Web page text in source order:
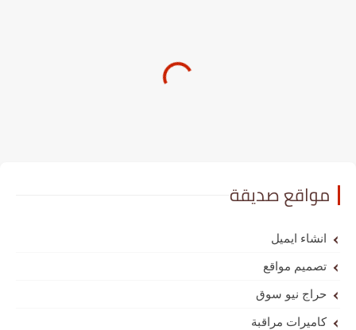
مواقع صديقة
انشاء ايميل
تصميم مواقع
حراج نيو سوق
كاميرات مراقبة